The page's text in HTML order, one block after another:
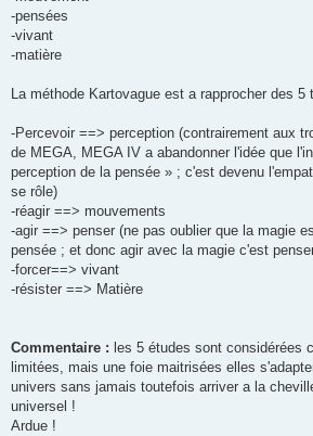
-pensées
-vivant
-matière
La méthode Kartovague est a rapprocher des 5
-Percevoir ==> perception (contrairement aux
de MEGA, MEGA IV a abandonner l'idée que
perception de la pensée » ; c'est devenu
se rôle)
-réagir ==> mouvements
-agir ==> penser (ne pas oublier que la magie
pensée ; et donc agir avec la magie c'est
-forcer==> vivant
-résister ==> Matière
Commentaire : les 5 études sont considérées
limitées, mais une foie maitrisées elles
univers sans jamais toutefois arriver a la
universel !
Ardue !